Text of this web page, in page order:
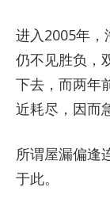
进入2005年，
仍不见胜负，
下去，而两年
近耗尽，因而
所谓屋漏偏逢
于此。